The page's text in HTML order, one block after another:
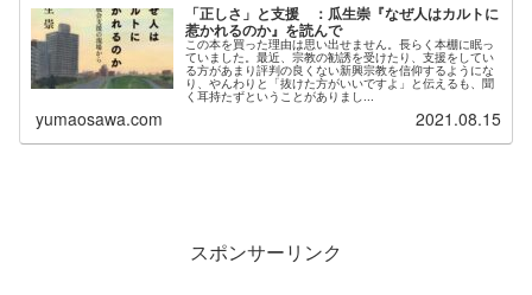
「正しさ」と支援 ：瓜生崇『なぜ人はカルトに
惹かれるのか』を読んで
この本を買った理由は思い出せません。長らく本棚に眠っ
ていました。最近、宗教の勧誘を受けたり、支援をしてい
る方があまり評判の良くない新興宗教を信仰するようにな
り、やんわりと「抜けた方がいいですよ」と伝えるも、聞
く耳持たずということがありまし...
yumaosawa.com 2021.08.15
スポンサーリンク